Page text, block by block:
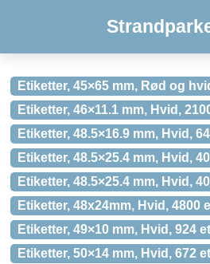
Etiketter, 45×65 mm, Rød og
Etiketter, 46×11.1 mm, Hvid,
Etiketter, 48.5×16.9 mm, Hvid,
Etiketter, 48.5×25.4 mm, Hvid,
Etiketter, 48.5×25.4 mm, Hvid,
Etiketter, 48x24mm, Hvid, 4800
Etiketter, 49×10 mm, Hvid, 924
Etiketter, 50×14 mm, Hvid, 672